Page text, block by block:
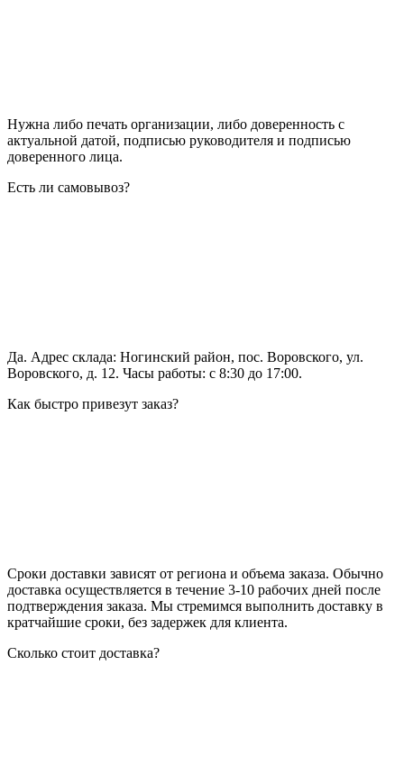
Нужна либо печать организации, либо доверенность с
актуальной датой, подписью руководителя и подписью
доверенного лица.
Есть ли самовывоз?
Да. Адрес склада: Ногинский район, пос. Воровского, ул.
Воровского, д. 12. Часы работы: с 8:30 до 17:00.
Как быстро привезут заказ?
Сроки доставки зависят от региона и объема заказа. Обычно
доставка осуществляется в течение 3-10 рабочих дней после
подтверждения заказа. Мы стремимся выполнить доставку в
кратчайшие сроки, без задержек для клиента.
Сколько стоит доставка?